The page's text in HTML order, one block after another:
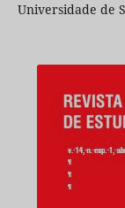
Universidade de